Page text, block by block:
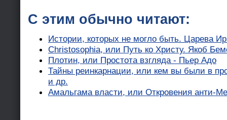
С этим обычно читают:
Истории, которых не могло быть. Царева
Christosophia, или Путь ко Христу. Якоб
Плотин, или Простота взгляда - Пьер Адо
Тайны реинкарнации, или кем вы были в
и др.
Амальгама власти, или Откровения анти-